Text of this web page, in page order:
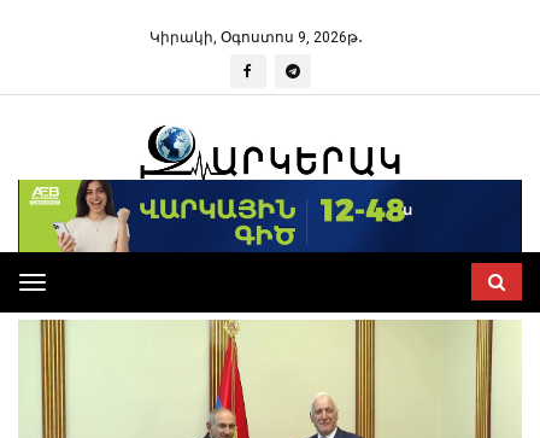
Կիրակի, Օգոստոս 9, 2026թ․
Toggle
navigation